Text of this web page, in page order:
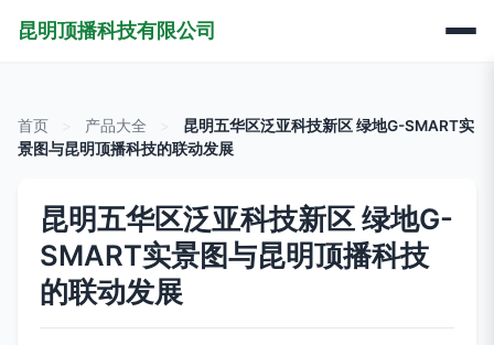
昆明顶播科技有限公司
首页 产品大全
昆明五华区泛亚科技新区 绿地G-SMART实
景图与昆明顶播科技的联动发展
昆明五华区泛亚科技新区 绿地G-
SMART实景图与昆明顶播科技
的联动发展